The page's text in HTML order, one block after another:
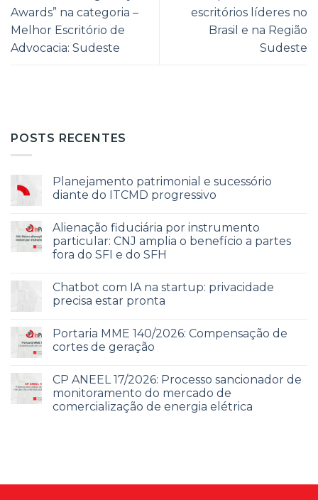
Awards” na categoria –
Melhor Escritório de
Advocacia: Sudeste
escritórios líderes no
Brasil e na Região
Sudeste
POSTS RECENTES
Planejamento patrimonial e sucessório
diante do ITCMD progressivo
Alienação fiduciária por instrumento
particular: CNJ amplia o benefício a partes
fora do SFI e do SFH
Chatbot com IA na startup: privacidade
precisa estar pronta
Portaria MME 140/2026: Compensação de
cortes de geração
CP ANEEL 17/2026: Processo sancionador de
monitoramento do mercado de
comercialização de energia elétrica